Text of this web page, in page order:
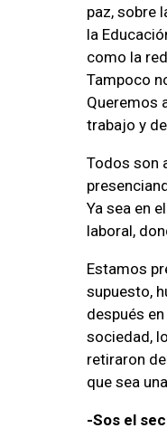
paz, sobre
la
como la
Tampoco
Queremos
trabajo y
Todos son
Ya sea en
laboral,
Estamos
supuesto,
después
sociedad,
retiraron
que sea
-Sos el